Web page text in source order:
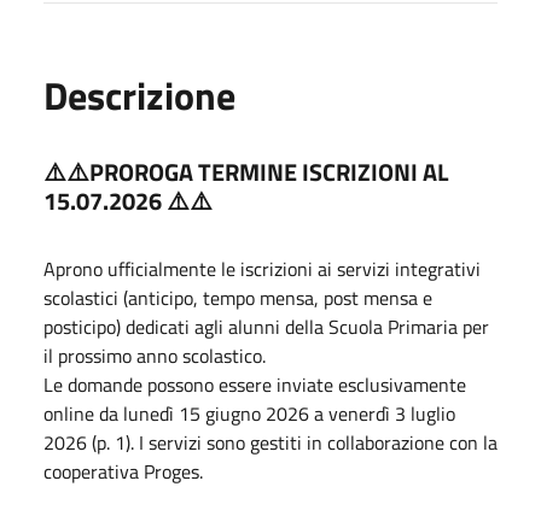
Descrizione
⚠️⚠️PROROGA TERMINE ISCRIZIONI AL
15.07.2026 ⚠️⚠️
Aprono ufficialmente le iscrizioni ai servizi integrativi
scolastici (anticipo, tempo mensa, post mensa e
posticipo) dedicati agli alunni della Scuola Primaria per
il prossimo anno scolastico.
Le domande possono essere inviate esclusivamente
online da lunedì 15 giugno 2026 a venerdì 3 luglio
2026 (p. 1). I servizi sono gestiti in collaborazione con la
cooperativa Proges.